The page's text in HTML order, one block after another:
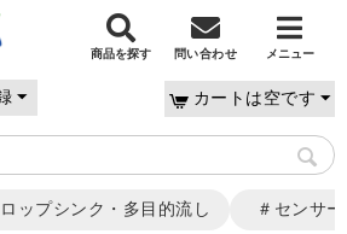
商品を探す 問い合わせ メニュー
カートは空です
ップシンク・多目的流し ＃センサ